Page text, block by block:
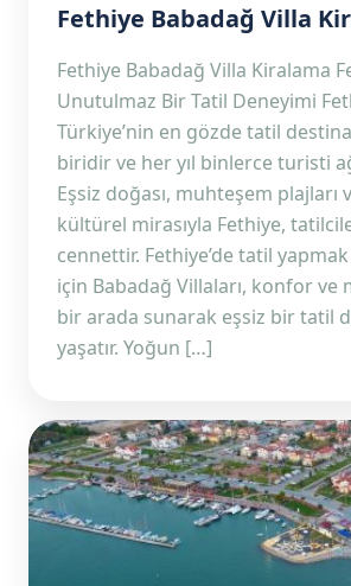
Fethiye Babadağ Villa
Fethiye Babadağ Villa Kiralama
Unutulmaz Bir Tatil Deneyimi
Türkiye’nin en gözde tatil
biridir ve her yıl binlerce turisti
Eşsiz doğası, muhteşem plajları
kültürel mirasıyla Fethiye,
cennettir. Fethiye’de tatil
için Babadağ Villaları, konfor ve
bir arada sunarak eşsiz bir tatil
yaşatır. Yoğun […]